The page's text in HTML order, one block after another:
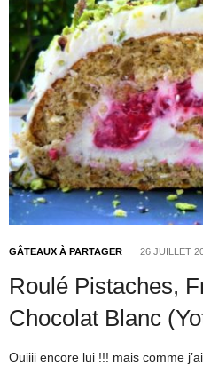
GÂTEAUX À PARTAGER 26 JUILLET
Roulé Pistaches,
Chocolat Blanc
Ouiiii encore lui !!! mais comme